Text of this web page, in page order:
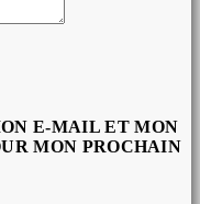
E-MAIL ET MON
MON PROCHAIN